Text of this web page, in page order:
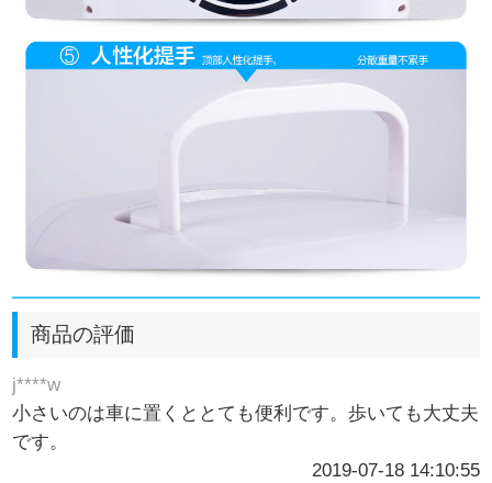
商品の評価
j****w
小さいのは車に置くととても便利です。歩いても大丈夫
です。
2019-07-18 14:10:55